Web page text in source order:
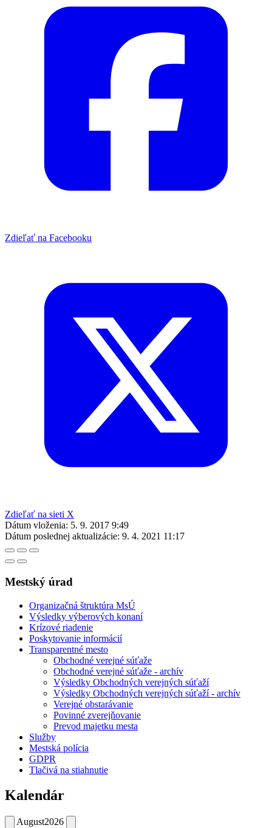
Zdieľať na Facebooku
Zdieľať na sieti X
Dátum vloženia: 5. 9. 2017 9:49
Dátum poslednej aktualizácie: 9. 4. 2021 11:17
Mestský úrad
Organizačná štruktúra MsÚ
Výsledky výberových konaní
Krízové riadenie
Poskytovanie informácií
Transparentné mesto
Obchodné verejné súťaže
Obchodné verejné súťaže - archív
Výsledky Obchodných verejných súťaží
Výsledky Obchodných verejných súťaží - archív
Verejné obstarávanie
Povinné zverejňovanie
Prevod majetku mesta
Služby
Mestská polícia
GDPR
Tlačivá na stiahnutie
Kalendár
August2026